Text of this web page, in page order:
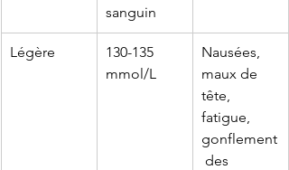
sanguin
Légère
130-135
mmol/L
Nausées,
maux de
tête,
fatigue,
gonflement
des